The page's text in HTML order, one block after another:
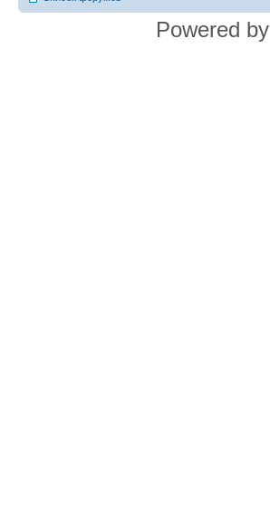
Powered by